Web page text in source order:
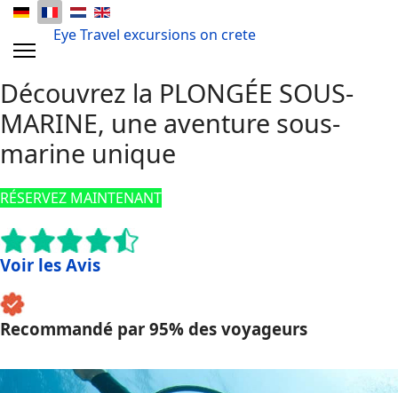
Eye Travel excursions on crete
Découvrez la PLONGÉE SOUS-
MARINE, une aventure sous-
marine unique
RÉSERVEZ MAINTENANT
Voir les Avis
Recommandé par 95% des voyageurs